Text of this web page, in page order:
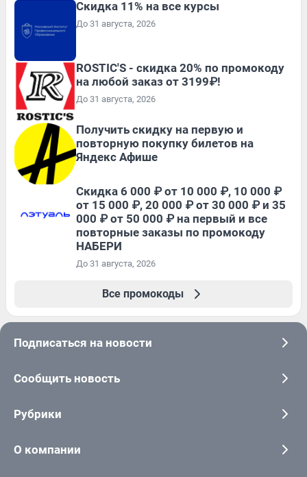
Скидка 11% на все курсы
До 31 августа, 2026
ROSTIC'S - скидка 20% по промокоду
на любой заказ от 3199₽!
До 31 августа, 2026
Получить скидку на первую и
повторную покупку билетов на
Яндекс Афише
Скидка 6 000 ₽ от 10 000 ₽, 10 000 ₽
от 15 000 ₽, 20 000 ₽ от 30 000 ₽ и 35
000 ₽ от 50 000 ₽ на первый и все
повторные заказы по промокоду
НАБЕРИ
До 31 августа, 2026
Все промокоды
Подписаться на новости
Сообщить новость
Рубрики
О компании